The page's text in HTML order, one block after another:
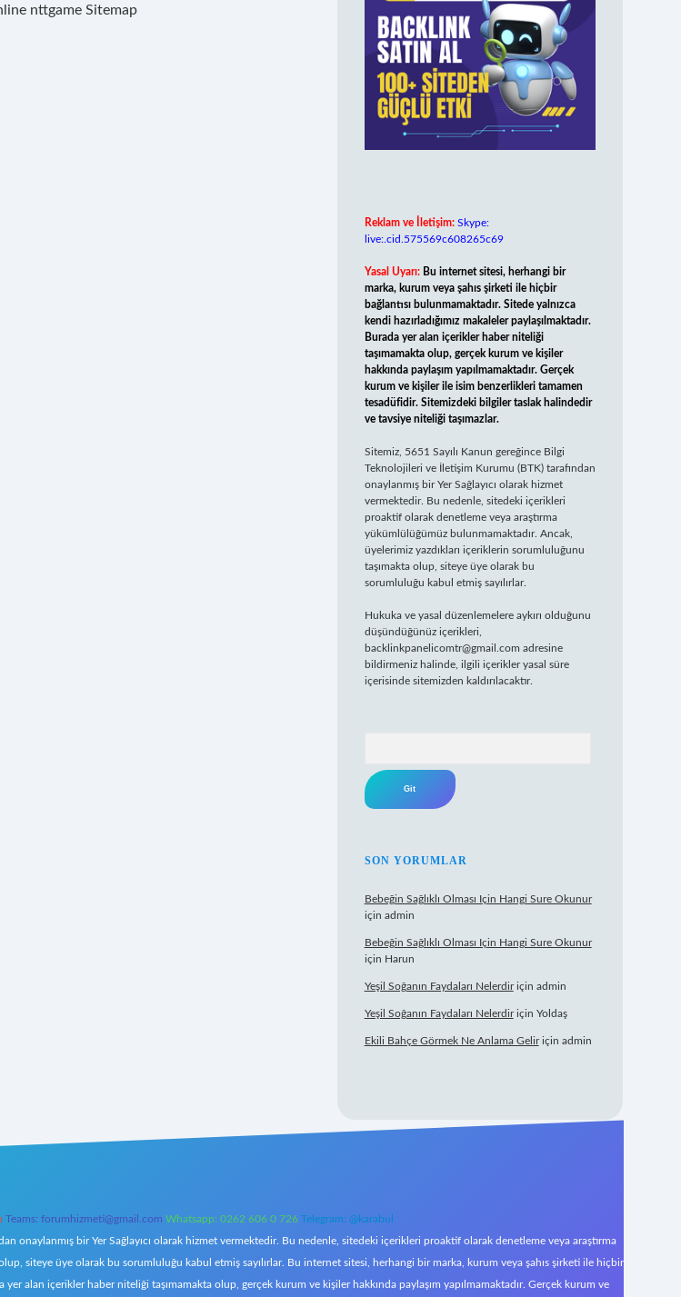
nttgame Sitemap
Reklam ve İletişim: Skype:
live:.cid.575569c608265c69
Yasal Uyarı: Bu internet sitesi, herhangi bir
marka, kurum veya şahıs şirketi ile hiçbir
bağlantısı bulunmamaktadır. Sitede yalnızca
kendi hazırladığımız makaleler paylaşılmaktadır.
Burada yer alan içerikler haber niteliği
taşımamakta olup, gerçek kurum ve kişiler
hakkında paylaşım yapılmamaktadır. Gerçek
kurum ve kişiler ile isim benzerlikleri tamamen
tesadüfidir. Sitemizdeki bilgiler taslak halindedir
ve tavsiye niteliği taşımazlar.
Sitemiz, 5651 Sayılı Kanun gereğince Bilgi
Teknolojileri ve İletişim Kurumu (BTK) tarafından
onaylanmış bir Yer Sağlayıcı olarak hizmet
vermektedir. Bu nedenle, sitedeki içerikleri
proaktif olarak denetleme veya araştırma
yükümlülüğümüz bulunmamaktadır. Ancak,
üyelerimiz yazdıkları içeriklerin sorumluluğunu
taşımakta olup, siteye üye olarak bu
sorumluluğu kabul etmiş sayılırlar.
Hukuka ve yasal düzenlemelere aykırı olduğunu
düşündüğünüz içerikleri,
backlinkpanelicomtr@gmail.com adresine
bildirmeniz halinde, ilgili içerikler yasal süre
içerisinde sitemizden kaldırılacaktır.
SON YORUMLAR
Bebeğin Sağlıklı Olması Için Hangi Sure Okunur
için admin
Bebeğin Sağlıklı Olması Için Hangi Sure Okunur
için Harun
Yeşil Soğanın Faydaları Nelerdiriçin admin
Yeşil Soğanın Faydaları Nelerdiriçin Yoldaş
Ekili Bahçe Görmek Ne Anlama Geliriçin admin
Teams: forumhizmeti@gmail.com Whatsapp: 0262 606 0 726 Telegram: @karabul
onaylanmış bir Yer Sağlayıcı olarak hizmet vermektedir. Bu nedenle, sitedeki içerikleri proaktif olarak denetleme veya araştırma
siteye üye olarak bu sorumluluğu kabul etmiş sayılırlar. Bu internet sitesi, herhangi bir marka, kurum veya şahıs şirketi ile hiçbir
yer alan içerikler haber niteliği taşımamakta olup, gerçek kurum ve kişiler hakkında paylaşım yapılmamaktadır. Gerçek kurum ve